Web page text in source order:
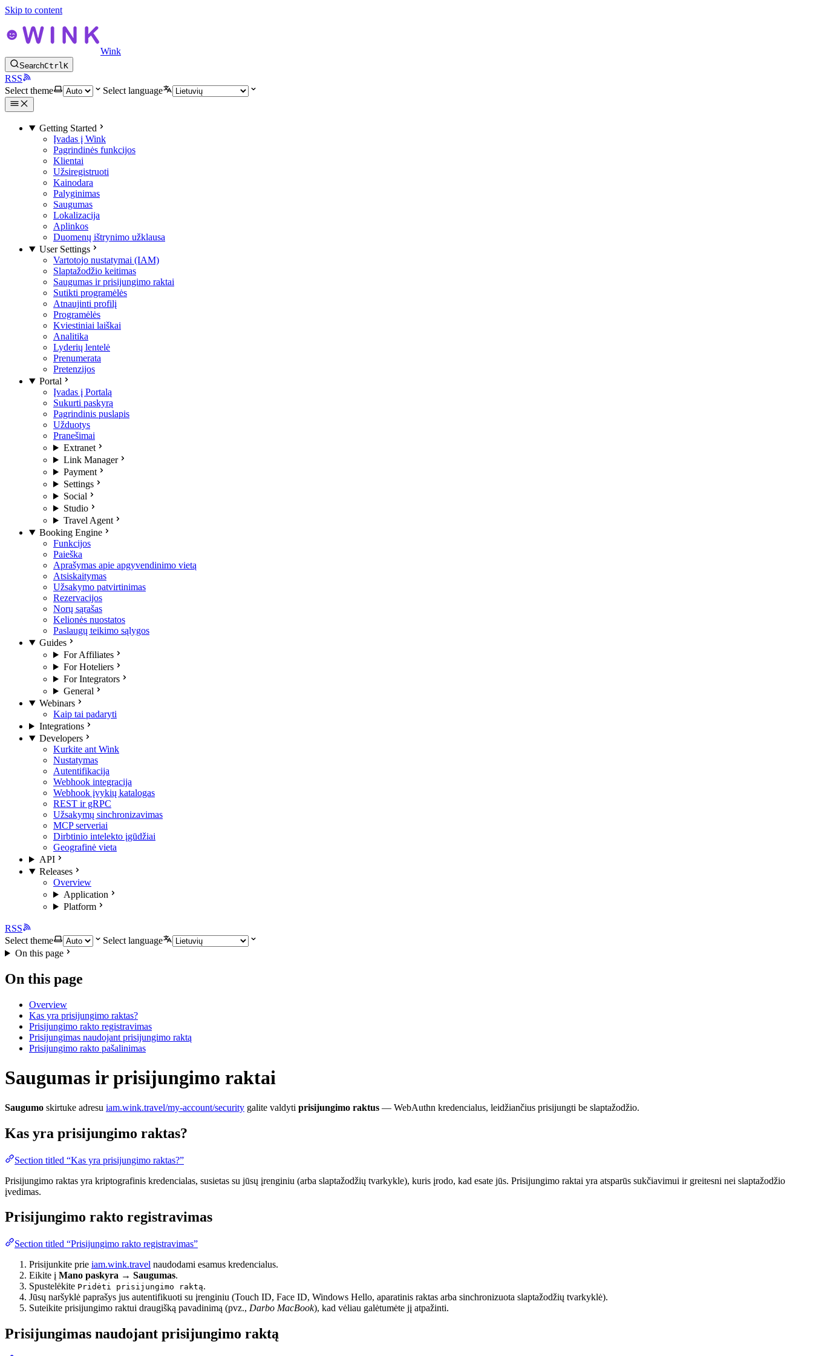
Skip to content
Wink
SearchCtrlK
RSS
Select theme
Select language
Getting Started
Įvadas į Wink
Pagrindinės funkcijos
Klientai
Užsiregistruoti
Kainodara
Palyginimas
Saugumas
Lokalizacija
Aplinkos
Duomenų ištrynimo užklausa
User Settings
Vartotojo nustatymai (IAM)
Slaptažodžio keitimas
Saugumas ir prisijungimo raktai
Sutikti programėlės
Atnaujinti profilį
Programėlės
Kviestiniai laiškai
Analitika
Lyderių lentelė
Prenumerata
Pretenzijos
Portal
Įvadas į Portalą
Sukurti paskyrą
Pagrindinis puslapis
Užduotys
Pranešimai
Extranet
Link Manager
Payment
Settings
Social
Studio
Travel Agent
Booking Engine
Funkcijos
Paieška
Aprašymas apie apgyvendinimo vietą
Atsiskaitymas
Užsakymo patvirtinimas
Rezervacijos
Norų sąrašas
Kelionės nuostatos
Paslaugų teikimo sąlygos
Guides
For Affiliates
For Hoteliers
For Integrators
General
Webinars
Kaip tai padaryti
Integrations
Developers
Kurkite ant Wink
Nustatymas
Autentifikacija
Webhook integracija
Webhook įvykių katalogas
REST ir gRPC
Užsakymų sinchronizavimas
MCP serveriai
Dirbtinio intelekto įgūdžiai
Geografinė vieta
API
Releases
Overview
Application
Platform
RSS
Select theme
Select language
On this page
On this page
Overview
Kas yra prisijungimo raktas?
Prisijungimo rakto registravimas
Prisijungimas naudojant prisijungimo raktą
Prisijungimo rakto pašalinimas
Saugumas ir prisijungimo raktai
Saugumo skirtuke adresu iam.wink.travel/my-account/security galite valdyti prisijungimo raktus — WebAuthn kredencialus, leidžiančius prisijungti be slaptažodžio.
Kas yra prisijungimo raktas?
Section titled “Kas yra prisijungimo raktas?”
Prisijungimo raktas yra kriptografinis kredencialas, susietas su jūsų įrenginiu (arba slaptažodžių tvarkykle), kuris įrodo, kad esate jūs. Prisijungimo raktai yra atsparūs sukčiavimui ir greitesni nei slaptažodžio
įvedimas.
Prisijungimo rakto registravimas
Section titled “Prisijungimo rakto registravimas”
Prisijunkite prie iam.wink.travel naudodami esamus kredencialus.
Eikite į Mano paskyra → Saugumas.
Spustelėkite Pridėti prisijungimo raktą.
Jūsų naršyklė paprašys jus autentifikuoti su įrenginiu (Touch ID, Face ID, Windows Hello, aparatinis raktas arba sinchronizuota slaptažodžių tvarkyklė).
Suteikite prisijungimo raktui draugišką pavadinimą (pvz., Darbo MacBook), kad vėliau galėtumėte jį atpažinti.
Prisijungimas naudojant prisijungimo raktą